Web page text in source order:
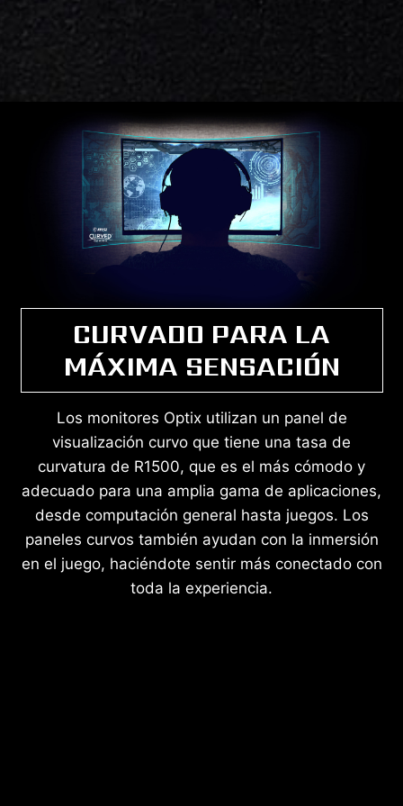
CURVADO PARA LA
MÁXIMA SENSACIÓN
Los monitores Optix utilizan un panel de
visualización curvo que tiene una tasa de
curvatura de R1500, que es el más cómodo y
adecuado para una amplia gama de aplicaciones,
desde computación general hasta juegos. Los
paneles curvos también ayudan con la inmersión
en el juego, haciéndote sentir más conectado con
toda la experiencia.